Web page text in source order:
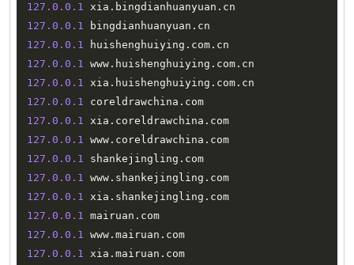
127.0 .0 .1 xia . bingdianhuanyuan .
127.0 .0 .1 bingdianhuanyuan .
127.0 .0 .1 huishenghuiying . com .
127.0 .0 .1 www . huishenghuiying . com .
127.0 .0 .1 xia . huishenghuiying . com .
127.0 .0 .1 coreldrawchina .
127.0 .0 .1 xia . coreldrawchina .
127.0 .0 .1 www . coreldrawchina .
127.0 .0 .1 shankejingling .
127.0 .0 .1 www . shankejingling .
127.0 .0 .1 xia . shankejingling .
127.0 .0 .1 mairuan .
127.0 .0 .1 www . mairuan .
127.0 .0 .1 xia . mairuan .